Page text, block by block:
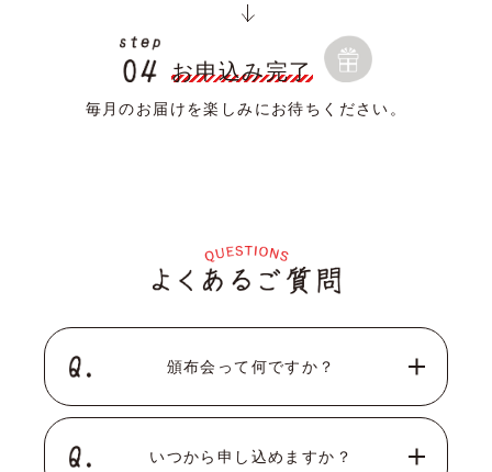
お申込み完了
毎月のお届けを楽しみにお待ちください。
頒布会って何ですか？
いつから申し込めますか？